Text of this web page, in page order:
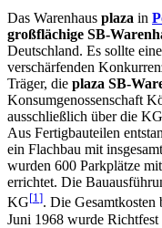
Das Warenhaus plaza in
großflächige SB-
Deutschland. Es sollte
verschärfenden
Träger, die plaza SB-
Konsumgenossenschaft
ausschließlich über die
Aus Fertigbauteilen
ein Flachbau mit
wurden 600 Parkplätze
errichtet. Die
KG[1]. Die
Juni 1968 wurde Richtfest